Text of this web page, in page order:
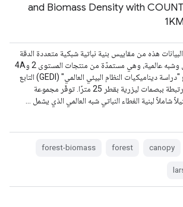
and Biomass Density with
هذه من مقاييس بنية نباتية شبكية متعددة الدقة
وجاهزة للتحليل وشبه عالمية، وهي مستمدّة من منتجات المستوى 2 و4A
الخاصة بمشروع "دراسة ديناميكيات النظام البيئي العالمي" (GEDI) التابع
لوكالة ناسا، والمرتبطة ببصمات ليزرية بقطر 25 مترًا. توفّر مجموعة
شاملاً لبنية الغطاء النباتي شبه العالمي الذي يشمل …
canopy
forest
forest-biomass